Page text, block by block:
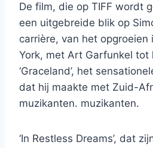
De film, die op TIFF wordt
een uitgebreide blik op
carrière, van het opgroeien
York, met Art Garfunkel tot
‘Graceland’, het
dat hij maakte met Zuid-
muzikanten. muzikanten.
‘In Restless Dreams’, dat